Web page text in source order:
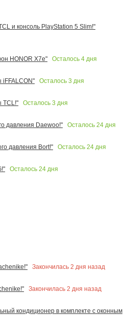
и консоль PlayStation 5 Slim!"
HONOR X7e"
Осталось 4 дня
iFFALCON"
Осталось 3 дня
TCL!"
Осталось 3 дня
давления Daewoo!"
Осталось 24 дня
давления Bort!"
Осталось 24 дня
Осталось 24 дня
Закончилась 2 дня назад
Закончилась 2 дня назад
кондиционер в комплекте с оконным